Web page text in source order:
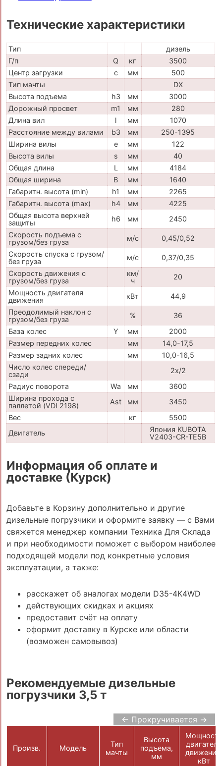
Технические характеристики
Тип
дизель
Г/п
Q кг
3500
Центр загрузки
c мм
500
Тип мачты
DX
Высота подъема
h3 мм
3000
Дорожный просвет
m1 мм
280
Длина вил
l мм
1070
Расстояние между вилами
b3 мм
250-1395
Ширина вилы
e мм
122
Высота вилы
s мм
40
Общая длина
L мм
4184
Общая ширина
B мм
1640
Габаритн. высота (min)
h1 мм
2265
Габаритн. высота (max)
h4 мм
4225
Общая высота верхней
защиты
h6 мм
2450
Скорость подъема с
грузом/без груза
м/с
0,45/0,52
Скорость спуска с грузом/
без груза
м/с
0,37/0,35
Скорость движения с
грузом/без груза
км/
ч
20
Мощность двигателя
движения
кВт
44,9
Преодолимый наклон с
грузом/без груза
%
36
База колес
Y мм
2000
Размер передних колес
мм
14,0-17,5
Размер задних колес
мм
10,0-16,5
Число колес спереди/
сзади
2x/2
Радиус поворота
Wa мм
3600
Ширина прохода с
паллетой (VDI 2198)
Ast мм
3450
Вес
кг
5500
Двигатель
Япония KUBOTA
V2403-CR-TE5B
Информация об оплате и
доставке (Курск)
Добавьте в Корзину дополнительно и другие
дизельные погрузчики и оформите заявку — с Вами
свяжется менеджер компании Техника Для Склада
и при необходимости поможет с выбором наиболее
подходящей модели под конкретные условия
эксплуатации, а также:
расскажет об аналогах модели D35-4K4WD
действующих скидках и акциях
предоставит счёт на оплату
оформит доставку в Курске или области
(возможен самовывоз)
Рекомендуемые дизельные
погрузчики 3,5 т
← Прокручивается →
Произв. Модель
Тип
мачты
Высота
подъема,
мм
Мощность
двигателя
движения,
кВт